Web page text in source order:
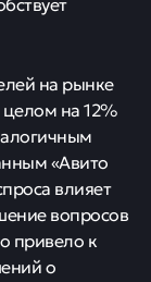
метр, и за
в Санкт-
на
России
ипотеки: